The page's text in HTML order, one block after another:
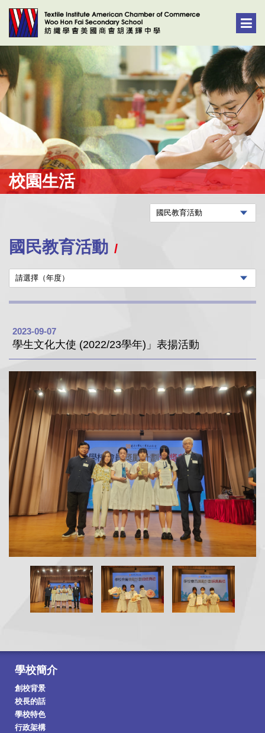
校園生活
國民教育活動
2023-09-07
學生文化大使 (2022/23學年)」表揚活動
學校簡介
創校背景
校長的話
學校特色
行政架構